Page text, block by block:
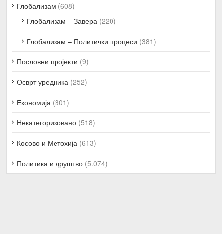
Глобализам (608)
Глобализам – Завера (220)
Глобализам – Политички процеси (381)
Пословни пројекти (9)
Осврт уредника (252)
Економија (301)
Некатегоризовано (518)
Косово и Метохија (613)
Политика и друштво (5.074)